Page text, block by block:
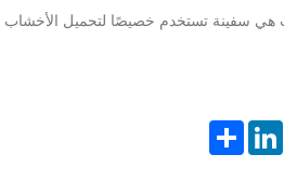
هي سفينة تستخدم خصيصًا لتحميل
LinkedIn
Share